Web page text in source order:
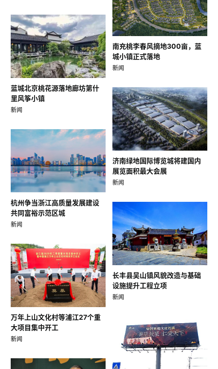
南充桃李春风摘地300亩，蓝
城小镇正式落地
新闻
蓝城北京桃花源落地廊坊第什
里风筝小镇
新闻
济南绿地国际博览城将建国内
展览面积最大会展
新闻
杭州争当浙江高质量发展建设
共同富裕示范区城
新闻
长丰县吴山镇风貌改造与基础
设施提升工程立项
新闻
万年上山文化村等浦江27个重
大项目集中开工
新闻